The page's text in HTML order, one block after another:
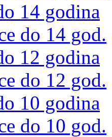
14 godina
do 14 god.
12 godina
do 12 god.
10 godina
do 10 god.